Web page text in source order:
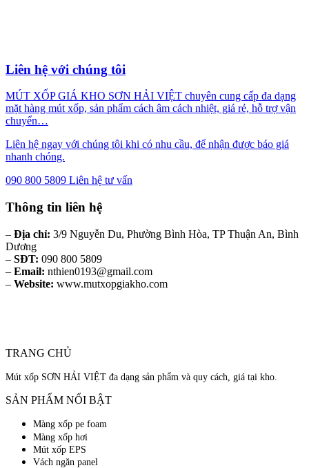
Liên hệ với chúng tôi
MÚT XỐP GIÁ KHO SƠN HẢI VIỆT chuyên cung cấp đa dạng
mặt hàng mút xốp, sản phẩm cách âm cách nhiệt, giá rẻ, hỗ trợ vận
chuyển…
Liên hệ ngay với chúng tôi khi có nhu cầu, để nhận được báo giá
nhanh chóng.
090 800 5809 Liên hệ tư vấn
Thông tin liên hệ
– Địa chỉ: 3/9 Nguyễn Du, Phường Bình Hòa, TP Thuận An, Bình
Dương
– SĐT: 090 800 5809
– Email: nthien0193@gmail.com
– Website: www.mutxopgiakho.com
TRANG CHỦ
Mút xốp SƠN HẢI VIỆT đa dạng sản phẩm và quy cách, giá tại kho.
SẢN PHẨM NỔI BẬT
Màng xốp pe foam
Màng xốp hơi
Mút xốp EPS
Vách ngăn panel